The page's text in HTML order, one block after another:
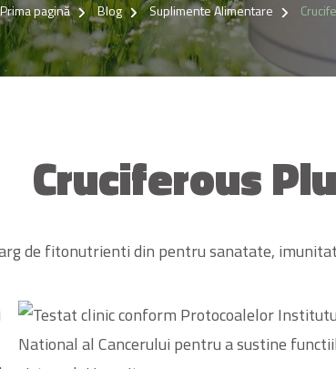
Prima pagină Blog Suplimente Alimentare
Cruciferous
de fitonutrienti din pentru sanatate,